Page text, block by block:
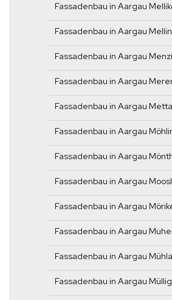
Fassadenbau in Aargau
Fassadenbau in Aargau
Fassadenbau in Aargau
Fassadenbau in Aargau
Fassadenbau in Aargau
Fassadenbau in Aargau
Fassadenbau in Aargau
Fassadenbau in Aargau
Fassadenbau in Aargau
Fassadenbau in Aargau
Fassadenbau in Aargau
Fassadenbau in Aargau